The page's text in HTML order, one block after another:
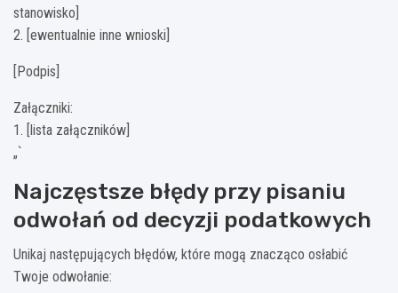
stanowisko]
2. [ewentualnie inne wnioski]
[Podpis]
Załączniki:
1. [lista załączników]
„`
Najczęstsze błędy przy pisaniu
odwołań od decyzji podatkowych
Unikaj następujących błędów, które mogą znacząco osłabić
Twoje odwołanie: